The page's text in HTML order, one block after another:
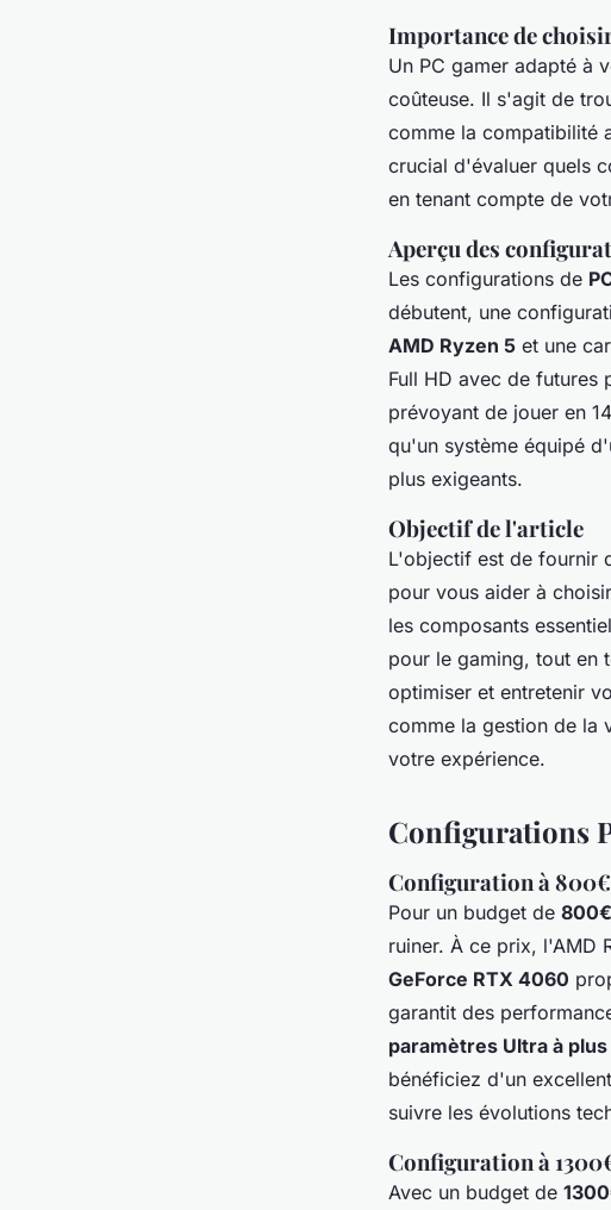
Importance de
Un PC gamer adapté à
coûteuse. Il s'agit de
comme la compatibilité
crucial d'évaluer quels
en tenant compte de
Aperçu des
Les configurations de
débutent, une
AMD Ryzen 5 et une
Full HD avec de futures
prévoyant de jouer en
qu'un système équipé
plus exigeants.
Objectif de l'article
L'objectif est de fournir
pour vous aider à
les composants
pour le gaming, tout en
optimiser et entretenir
comme la gestion de la
votre expérience.
Configurations
Configuration à 800€
Pour un budget de 800€
ruiner. À ce prix, l'AMD
GeForce RTX 4060
garantit des
paramètres Ultra à plus
bénéficiez d'un
suivre les évolutions
Configuration à
Avec un budget de